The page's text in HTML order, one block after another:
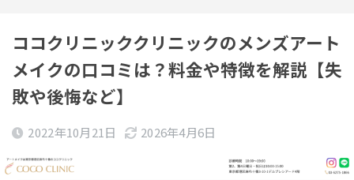
ココクリニッククリニックのメンズアート
メイクの口コミは？料金や特徴を解説【失
敗や後悔など】
2022年10月21日 2026年4月6日